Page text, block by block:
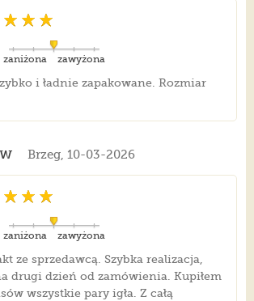
zawyżona
zaniżona
i ładnie zapakowane. Rozmiar
Brzeg, 10-03-2026
zawyżona
zaniżona
ze sprzedawcą. Szybka realizacja,
drugi dzień od zamówienia. Kupiłem
wszystkie pary igła. Z całą